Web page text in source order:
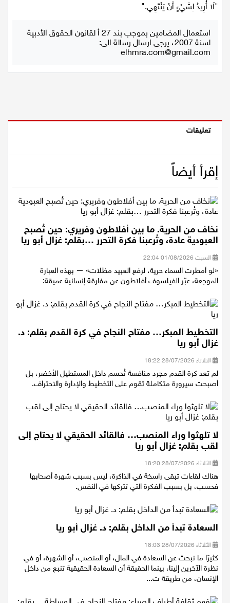
"لَا أُرِيدُ لِشَيْءٍ أَنْ يَنْتَهِي."
استعمال المضامين بموجب بند 27 أ لقانون الحقوق الأدبية
لسنة 2007، يرجى ارسال رسالة الى:
elhmra.com@gmail.com
تعليقات
إقرأ أيضاً
نخاف من الحرية. ما بين أفلاطون وفريري: حين تُصبح
العبودية عادة، وتُرعبنا فكرة التحرر …بقلم: غزال أبو ريا
السبت 01/08/2026 22:04
«لو أمطرت السماء حرية، لرفع العبيد مظلات» — بهذه العبارة
الموجعة، عبّر الفيلسوف أفلاطون عن مفارقة إنسانية عميقة:
التخطيط المبكر… مفتاح النجاح في كرة القدم بقلم: د.
غزال أبو ريا
الثلاثاء 28/07/2026 18:22
لم تعد كرة القدم مجرد منافسة تُحسم داخل المستطيل الأخضر، بل
أصبحت سيرورة متكاملة تقوم على التخطيط والإدارة والاحتراف.
لا تلهثوا وراء المنصب… فالقائد الحقيقي لا يحتاج إلى
لقب بقلم: غزال أبو ريا
الثلاثاء 28/07/2026 18:20
هناك لقاءات تبقى راسخة في الذاكرة، ليس بسبب شهرة أصحابها
فحسب، بل بسبب الفكرة التي تتركها في النفس.
السعادة تبدأ من الداخل بقلم: د. غزال أبو ريا
الثلاثاء 28/07/2026 18:03
كثيرًا ما نبحث عن السعادة في المال، أو المنصب، أو الشهرة، أو في
نظرة الآخرين إلينا، بينما الحقيقة أن السعادة الحقيقية تنبع من داخل
الإنسان، من طريقة ت...